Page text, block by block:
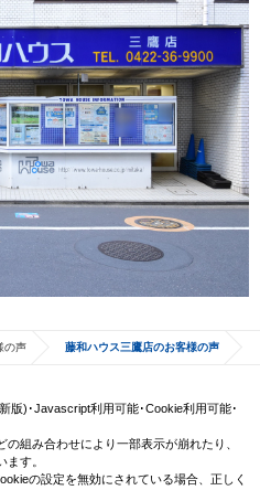
の声 藤和ハウス三鷹店のお客様の声
版)･Javascript利用可能･Cookie利用可能･
組み合わせにより一部表示が崩れたり、
す。
の設定を無効にされている場合、正しく